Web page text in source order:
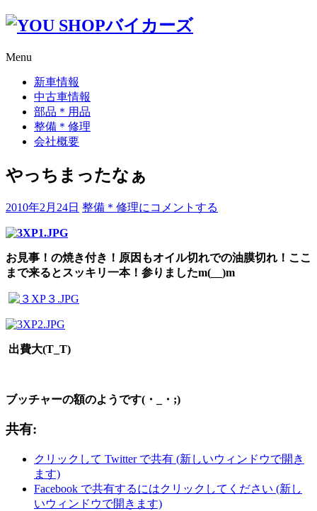
コ
ン
Menu
新車情報
中古車情報
部品＊用品
整備＊修理
会社概要
やっちまったなぁ
2010年2月24日 整備＊修理や
ま
っ
た
にコメントする
お見事！の焼き付き！原因もオイル切れでの油膜切れ！ここ
まで来るとスッキリ一本！参りましたm(__)m
出費大(T_T)
ブッチャーの額のようです(・_・;)
共有:
クリックして Twitter で共有 (新しいウィンドウで開き
ます)
Facebook で共有するにはクリックしてください (新し
いウィンドウで開きます)